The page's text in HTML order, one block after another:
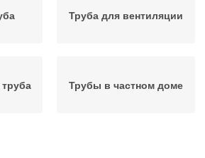
Труба для вентиляции
Трубы в частном доме